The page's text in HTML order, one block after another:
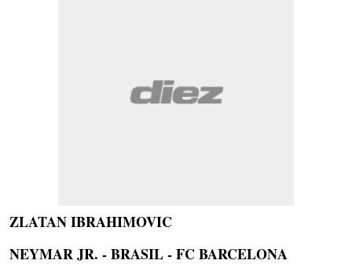
ZLATAN IBRAHIMOVIC
NEYMAR JR. - BRASIL - FC BARCELONA